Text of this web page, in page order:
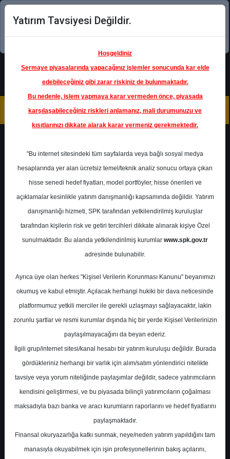
Şimdi uygulamayı indirin!
TUPRS - TÜPRAŞ-TÜRKİYE
PETROL RAFİNERİLERİ
Hedef Fiyat 208.00 ₺
Getiri
%0.00
0 8
En Yüksek Tahmin
Ortalama Fiyat Tahmini 387,66 ₺
Ortalama Getiri Potansiyeli %19.83
Yatırım Tavsiyesi Değildir.
Hoşgeldiniz
Sermaye piyasalarında yapacağınız işlemler sonucunda kar elde
edebileceğiniz gibi zarar riskiniz de bulunmaktadır.
Bu nedenle, işlem yapmaya karar vermeden önce, piyasada
karşılaşabileceğiniz riskleri anlamanız, mali durumunuzu ve
kısıtlarınızı dikkate alarak karar vermeniz gerekmektedir.
"Bu internet sitesindeki tüm sayfalarda veya bağlı sosyal medya
hesaplarında yer alan ücretsiz temel/teknik analiz sonucu ortaya çıkan
hisse senedi hedef fiyatları, model portföyler, hisse önerileri ve
açıklamalar kesinlikle yatırım danışmanlığı kapsamında değildir. Yatırım
danışmanlığı hizmeti, SPK tarafından yetkilendirilmiş kuruluşlar
tarafından kişilerin risk ve getiri tercihleri dikkate alınarak kişiye Özel
sunulmaktadır. Bu alanda yetkilendirilmiş kurumlar www.spk.gov.tr
adresinde bulunabilir.
Ayrıca üye olan herkes "Kişisel Verilerin Korunması Kanunu" beyanımızı
okumuş ve kabul etmiştir. Açılacak herhangi hukiki bir dava neticesinde
platformumuz yetkili merciler ile gerekli uzlaşmayı sağlayacaktır, lakin
zorunlu şartlar ve resmi kurumlar dışında hiç bir yerde Kişisel Verilerinizin
paylaşılmayacağını da beyan ederiz.
İlgili grup/internet sitesi/kanal hesabı bir yatırım kuruluşu değildir. Burada
gördükleriniz herhangi bir varlık için alım/satım yönlendirici nitelikte
tavsiye veya yorum niteliğinde paylaşımlar değildir, sadece yatırımcıların
kendisini geliştirmesi, ve bu piyasada bilinçli yatırımcıların çoğalması
maksadıyla bazı banka ve aracı kurumların raporlarını ve hedef fiyatlarını
paylaşmaktadır.
Finansal okuryazarlığa katkı sunmak, neye/neden yatırım yapıldığını tam
manasıyla okuyabilmek için işin profesyonellerinin bakış açılarını,